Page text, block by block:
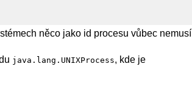
něco jako id procesu vůbec nemusí
java.lang.UNIXProcess, kde je